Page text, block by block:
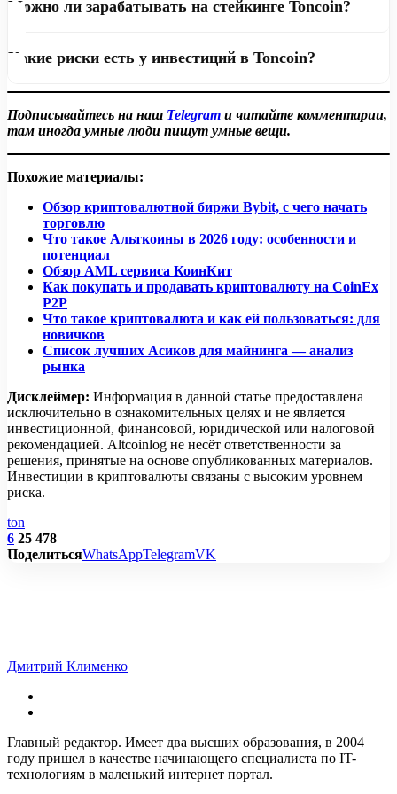
онлайн-обменники и Telegram-боты. Чаще всего
Tonhub, @wallet в Telegram, а также мультивалютные
долгосрочного хранения рекомендуется использовать
офлайн.
Можно ли зарабатывать на стейкинге Toncoin?
номинаторов. Пользователи могут делегировать TON
собственный узел. Доходность зависит от условий пула
и загрузки сети.
Какие риски есть у инвестиций в Toncoin?
Основные риски Toncoin связаны с волатильностью
рынка, регуляторными ограничениями,
технологическими уязвимостями смарт-контрактов и
зависимостью экосистемы от развития инфраструктуры
TON. Инвестиции в TON подходят только
пользователям, готовым к высоким рискам.
Подписывайтесь на наш Telegram и читайте комментарии,
там иногда умные люди пишут умные вещи.
Похожие материалы:
Обзор криптовалютной биржи Bybit, с чего начать
торговлю
Что такое Альткоины в 2026 году: особенности и
потенциал
Обзор AML сервиса КоинКит
Как покупать и продавать криптовалюту на CoinEx
P2P
Что такое криптовалюта и как ей пользоваться: для
новичков
Список лучших Асиков для майнинга — анализ
рынка
Дисклеймер: Информация в данной статье предоставлена
исключительно в ознакомительных целях и не является
инвестиционной, финансовой, юридической или налоговой
рекомендацией. Altcoinlog не несёт ответственности за
решения, принятые на основе опубликованных материалов.
Инвестиции в криптовалюты связаны с высоким уровнем
риска.
ton
6 25 478
ПоделитьсяWhatsAppTelegramVK
Дмитрий Клименко
Главный редактор. Имеет два высших образования, в 2004
году пришел в качестве начинающего специалиста по IT-
технологиям в маленький интернет портал.